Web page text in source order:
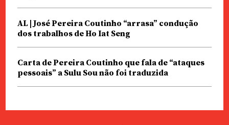
AL | José Pereira Coutinho “arrasa” condução
dos trabalhos de Ho Iat Seng
Carta de Pereira Coutinho que fala de “ataques
pessoais” a Sulu Sou não foi traduzida